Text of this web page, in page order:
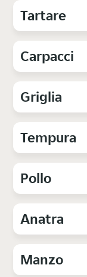
Tartare
Carpacci
Griglia
Tempura
Pollo
Anatra
Manzo